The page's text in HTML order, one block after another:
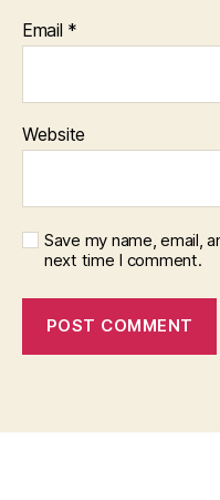
Email *
Website
Save my name, email,
next time I comment.